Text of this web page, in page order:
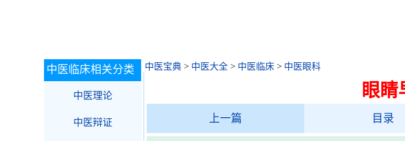
中医宝典 > 中医大全 > 中医临床 > 中医眼科
眼睛
上一篇 目录
中医临床相关分类
中医理论
中医辩证